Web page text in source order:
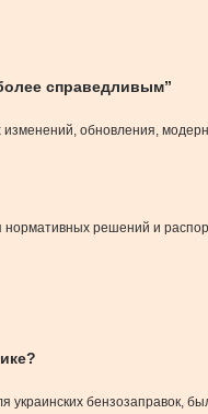
справедливым”
обновления,
нормативных решений и
бензозаправок,